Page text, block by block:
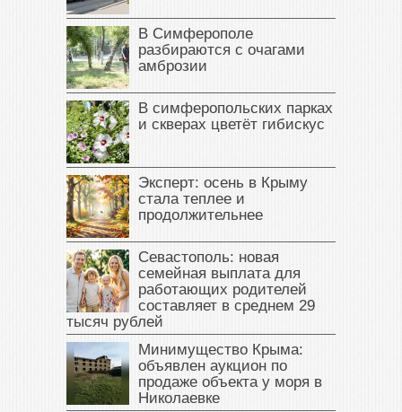
В Симферополе
разбираются с очагами
амброзии
В симферопольских парках
и скверах цветёт гибискус
Эксперт: осень в Крыму
стала теплее и
продолжительнее
Севастополь: новая
семейная выплата для
работающих родителей
составляет в среднем 29
тысяч рублей
Минимущество Крыма:
объявлен аукцион по
продаже объекта у моря в
Николаевке